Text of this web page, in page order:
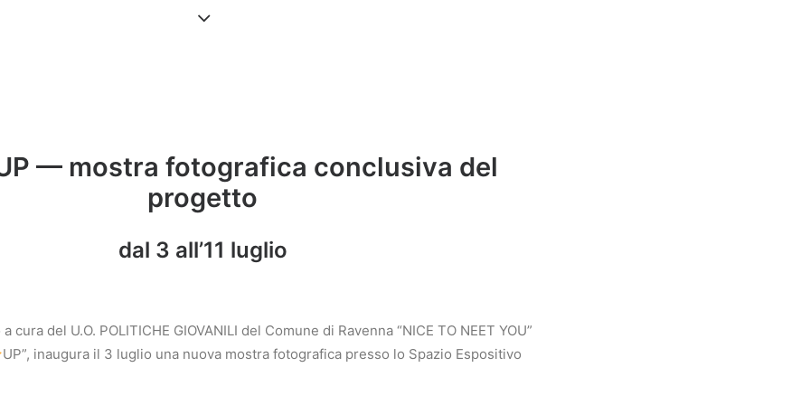
— mostra fotografica conclusiva del
progetto
dal 3 all’11 luglio
cura del U.O. POLITICHE GIOVANILI del Comune di Ravenna “NICE TO NEET YOU”
UP”, inaugura il 3 luglio una nuova mostra fotografica presso lo Spazio Espositivo